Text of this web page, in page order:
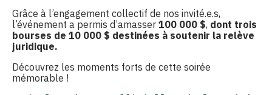
Grâce à l’engagement collectif de nos invité.e.s,
l’événement a permis d’amasser 100 000 $, dont trois
bourses de 10 000 $ destinées à soutenir la relève
juridique.
Découvrez les moments forts de cette soirée
mémorable !